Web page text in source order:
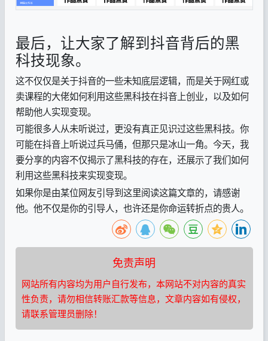
最后，让大家了解到抖音背后的黑
科技现象。
这不仅仅是关于抖音的一些未知底层逻辑，而是关于网红或
卖课程的大佬如何利用这些黑科技在抖音上创业，以及如何
帮助他人实现变现。
可能很多人从未听说过，更没有真正见识过这些黑科技。你
可能在抖音上听说过兵马俑，但那只是冰山一角。今天，我
要分享的内容不仅揭示了黑科技的存在，还展示了我们如何
利用这些黑科技来实现变现。
如果你是由某位网友引导到这里阅读这篇文章的，请感谢
他。他不仅是你的引导人，也许还是你命运转折点的贵人。
免责声明
网站所有内容均为用户自行发布，本网站不对内容的真实
性负责，请勿相信转账汇款等信息，文章内容如有侵权，
请联系管理员删除！